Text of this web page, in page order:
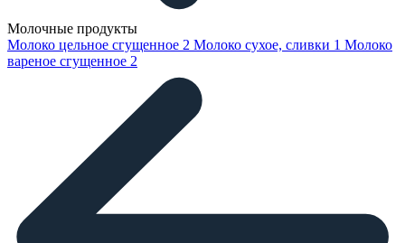
Молочные продукты
Молоко цельное сгущенное 2 Молоко сухое, сливки 1 Молоко
вареное сгущенное 2